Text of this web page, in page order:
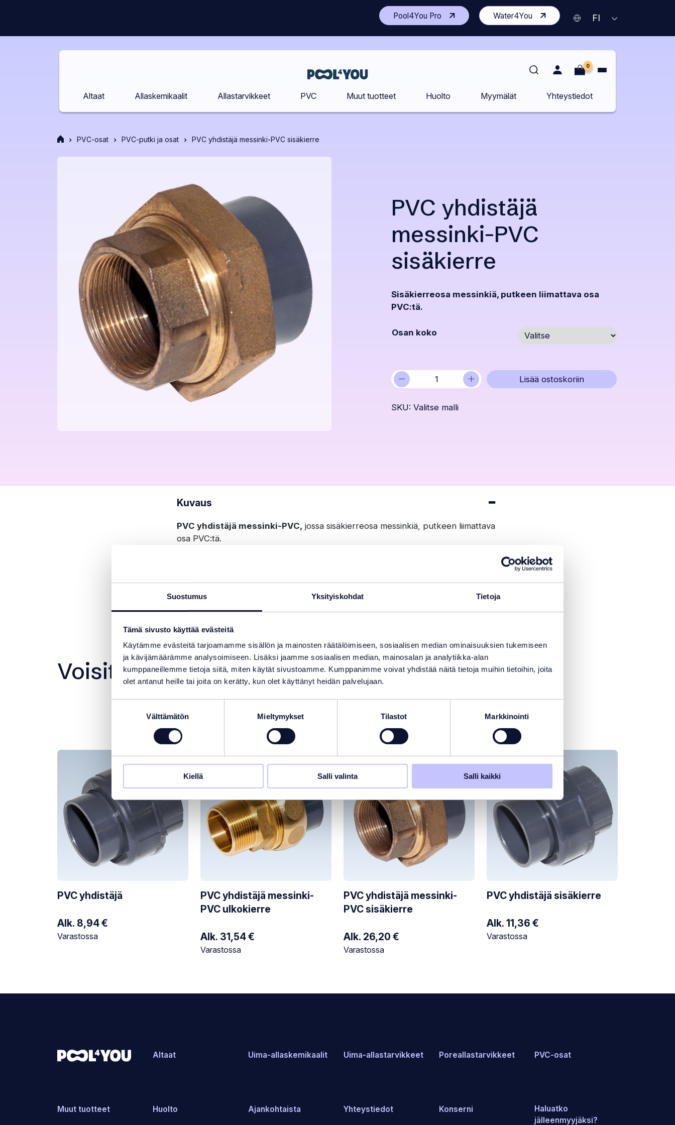
Suostumus Yksityiskohdat Tietoja
Tämä sivusto käyttää evästeitä
Käytämme evästeitä tarjoamamme sisällön ja mainosten räätälöimiseen, sosiaalisen median ominaisuuksien tukemiseen
ja kävijämäärämme analysoimiseen. Lisäksi jaamme sosiaalisen median, mainosalan ja analytiikka-alan
kumppaneillemme tietoja siitä, miten käytät sivustoamme. Kumppanimme voivat yhdistää näitä tietoja muihin tietoihin, joita
olet antanut heille tai joita on kerätty, kun olet käyttänyt heidän palvelujaan.
Välttämätön Mieltymykset Tilastot Markkinointi
Kiellä Salli valinta Salli kaikki
Pool4You Pro (Avaa
toisen
sivuston
uudelle
Water4You(Avaa
toisen
sivuston
uudelle
Nykyinen
AVAA
FI
Etusivu
0
Altaat Allaskemikaalit Allastarvikkeet PVC Muut tuotteet Huolto Myymälät Yhteystiedot
EtusivuPVC-osat PVC-putki ja osat PVC yhdistäjä messinki-PVC sisäkierre
PVC yhdistäjä
messinki-PVC
sisäkierre
Sisäkierreosa messinkiä, putkeen liimattava osa
PVC:tä.
Osan koko
PVC
yhdistäjä
PVC
+
− Lisää ostoskoriin
SKU: Valitse malli
Kuvaus
PVC yhdistäjä messinki-PVC, jossa sisäkierreosa messinkiä, putkeen liimattava
osa PVC:tä.
Muita osakokoja on saatavana tilauksesta.
Tilattavissa olevat osakoot
Voisit olla myös kiinnostunut
PVC yhdistäjä
Alk. 8,94€
Varastotilanne:
Varastossa
PVC yhdistäjä messinki-
PVC ulkokierre
Alk. 31,54€
Varastotilanne:
Varastossa
PVC yhdistäjä messinki-
PVC sisäkierre
Alk. 26,20 €
Varastotilanne:
Varastossa
PVC yhdistäjä sisäkierre
Alk. 11,36 €
Varastotilanne:
Varastossa
Altaat Uima-allaskemikaalit Uima-allastarvikkeet Poreallastarvikkeet PVC-osat
Muut tuotteet Huolto Ajankohtaista Yhteystiedot Konserni
Haluatko
jälleenmyyjäksi?